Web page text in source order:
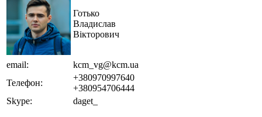
Готько
Владислав
Вікторович
email:
kcm_vg@kcm.ua
Телефон:
+380970997640
+380954706444
Skype:
daget_